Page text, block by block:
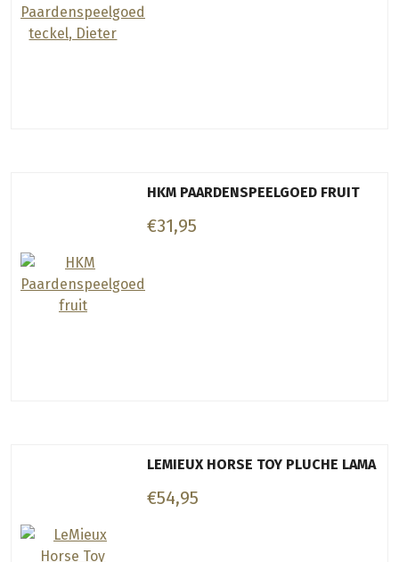
HKM PAARDENSPEELGOED FRUIT
€31,95
LEMIEUX HORSE TOY PLUCHE LAMA
€54,95